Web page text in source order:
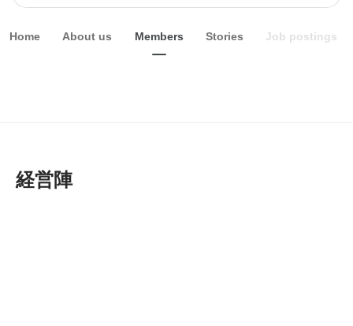
Home About us Members Stories Job postings
経営陣